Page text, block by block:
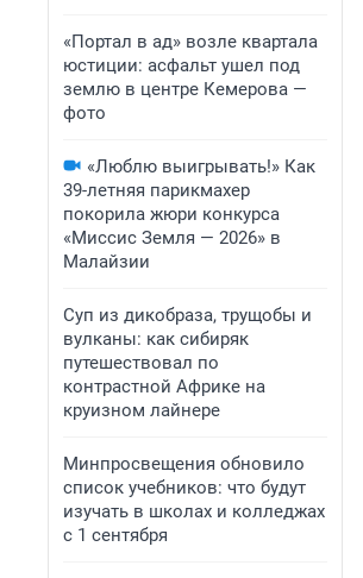
«Портал в ад» возле квартала
юстиции: асфальт ушел под
землю в центре Кемерова —
фото
«Люблю выигрывать!» Как
39-летняя парикмахер
покорила жюри конкурса
«Миссис Земля — 2026» в
Малайзии
Суп из дикобраза, трущобы и
вулканы: как сибиряк
путешествовал по
контрастной Африке на
круизном лайнере
Минпросвещения обновило
список учебников: что будут
изучать в школах и колледжах
с 1 сентября